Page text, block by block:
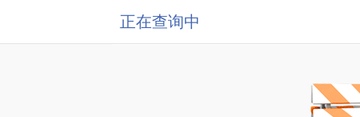
正在查询中